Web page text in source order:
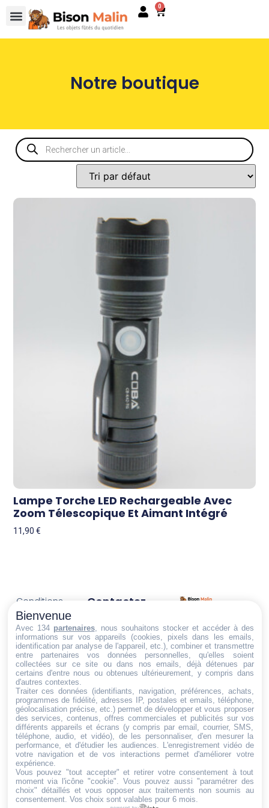
0
Notre boutique
Lampe Torche LED Rechargeable Avec
Zoom Télescopique Et Aimant Intégré
11,90€
Trouvez ce qu'il vous faut,
au bon endroit
Conditions
générales
de vente
Politique de
cookies
Politique de
confidentialité
Mentions
légales
Conditions de
retour et de
remboursement
Droit de
rétractation
Contactez-
Email:
dt@sasbms.fr
Bienvenue
Avec 134 partenaires, nous souhaitons stocker et accéder à des
informations sur vos appareils (cookies, pixels dans les emails,
identification par analyse de l'appareil, etc.), combiner et transmettre
entre partenaires vos données personnelles, qu'elles soient
collectées sur ce site ou dans nos emails, déjà détenues par
certains d'entre nous ou obtenues ultérieurement, y compris dans
d'autres contextes.
Traiter ces données (identifiants, navigation, préférences, achats,
programmes de fidélité, adresses IP, postales et emails, téléphone,
géolocalisation précise, etc.) permet de développer et vous proposer
des services, contenus, offres commerciales et publicités sur vos
différents appareils et écrans (y compris par email, courrier, SMS,
téléphone, audio, et vidéo), de les personnaliser, d'en mesurer la
performance, et d'étudier les audiences. L'enregistrement vidéo de
votre navigation et de vos interactions permet d'améliorer votre
expérience.
Vous pouvez "tout accepter" et retirer votre consentement à tout
moment via l'icône "cookie" . Vous pouvez aussi "paramétrer des
choix" détaillés et vous opposer aux traitements non soumis au
consentement. Vos choix sont valables pour 6 mois.